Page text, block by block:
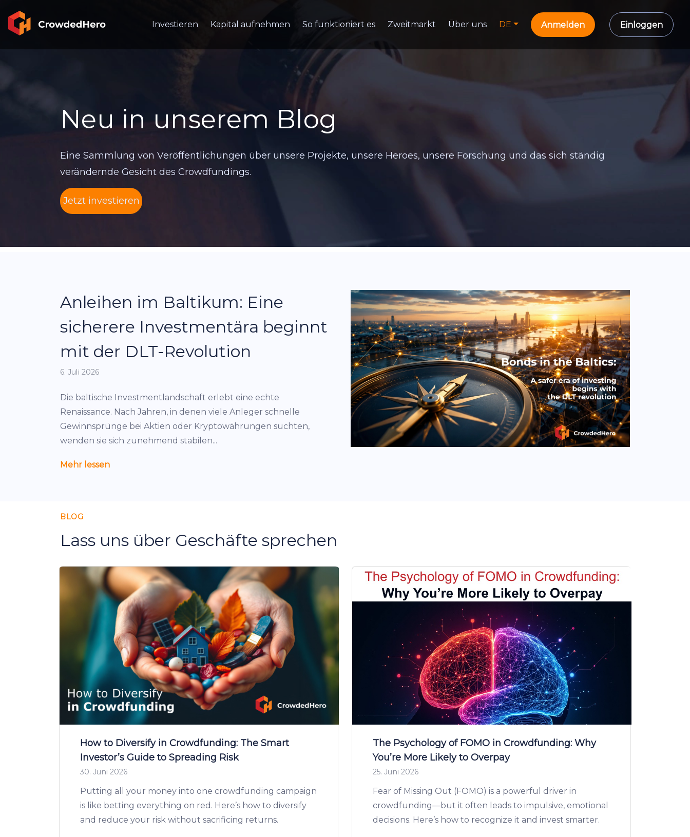
Investieren Kapital aufnehmen So funktioniert es Zweitmarkt Über uns DE Anmelden Einloggen
Neu in unserem Blog
Eine Sammlung von Veröffentlichungen über unsere Projekte, unsere Heroes, unsere Forschung und das sich ständig
verändernde Gesicht des Crowdfundings.
Jetzt investieren
Anleihen im Baltikum: Eine
sicherere Investmentära beginnt
mit der DLT-Revolution
6. Juli 2026
Die baltische Investmentlandschaft erlebt eine echte
Renaissance. Nach Jahren, in denen viele Anleger schnelle
Gewinnsprünge bei Aktien oder Kryptowährungen suchten,
wenden sie sich zunehmend stabilen...
Mehr lessen
BLOG
Lass uns über Geschäfte sprechen
How to Diversify in Crowdfunding: The Smart
Investor’s Guide to Spreading Risk
30. Juni 2026
Putting all your money into one crowdfunding campaign
is like betting everything on red. Here’s how to diversify
and reduce your risk without sacrificing returns.
The Psychology of FOMO in Crowdfunding: Why
You’re More Likely to Overpay
25. Juni 2026
Fear of Missing Out (FOMO) is a powerful driver in
crowdfunding—but it often leads to impulsive, emotional
decisions. Here’s how to recognize it and invest smarter.